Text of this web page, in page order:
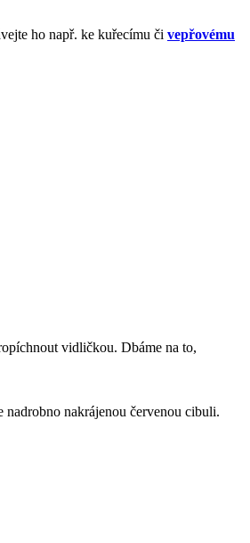
ho např. ke kuřecímu či vepřovému
vidličkou. Dbáme na to,
nadrobno nakrájenou červenou cibuli.